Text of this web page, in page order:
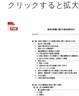
クリックすると拡大